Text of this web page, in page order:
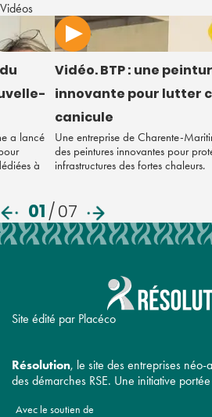
Vidéos
a lancé
à
Vidéo. BTP : une
innovante pour lutter
canicule
Une entreprise de Charente-
des peintures innovantes pour
infrastructures des fortes chaleurs.
01/07
Site édité par Placéco
Résolution, le site des entreprises
des démarches RSE. Une initiative
Avec le soutien de